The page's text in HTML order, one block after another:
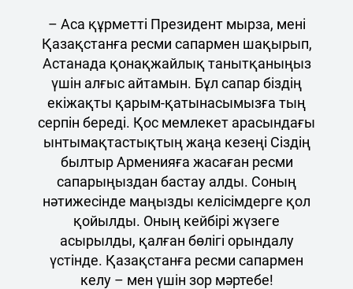
– Аса құрметті Президент мырза, мені
Қазақстанға ресми сапармен шақырып,
Астанада қонақжайлық танытқаныңыз
үшін алғыс айтамын. Бұл сапар біздің
екіжақты қарым-қатынасымызға тың
серпін береді. Қос мемлекет арасындағы
ынтымақтастықтың жаңа кезеңі Сіздің
былтыр Арменияға жасаған ресми
сапарыңыздан бастау алды. Соның
нәтижесінде маңызды келісімдерге қол
қойылды. Оның кейбірі жүзеге
асырылды, қалған бөлігі орындалу
үстінде. Қазақстанға ресми сапармен
келу – мен үшін зор мәртебе!